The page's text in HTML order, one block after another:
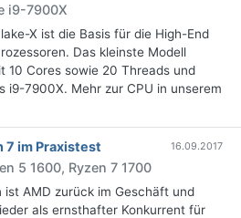
i9-7900X
X ist die Basis für die High-End
Das kleinste Modell
10 Cores sowie 20 Threads und
i9-7900X. Mehr zur CPU in unserem
16.09.2017
7 im Praxistest
5 1600, Ryzen 7 1700
ist AMD zurück im Geschäft und
als ernsthafter Konkurrent für